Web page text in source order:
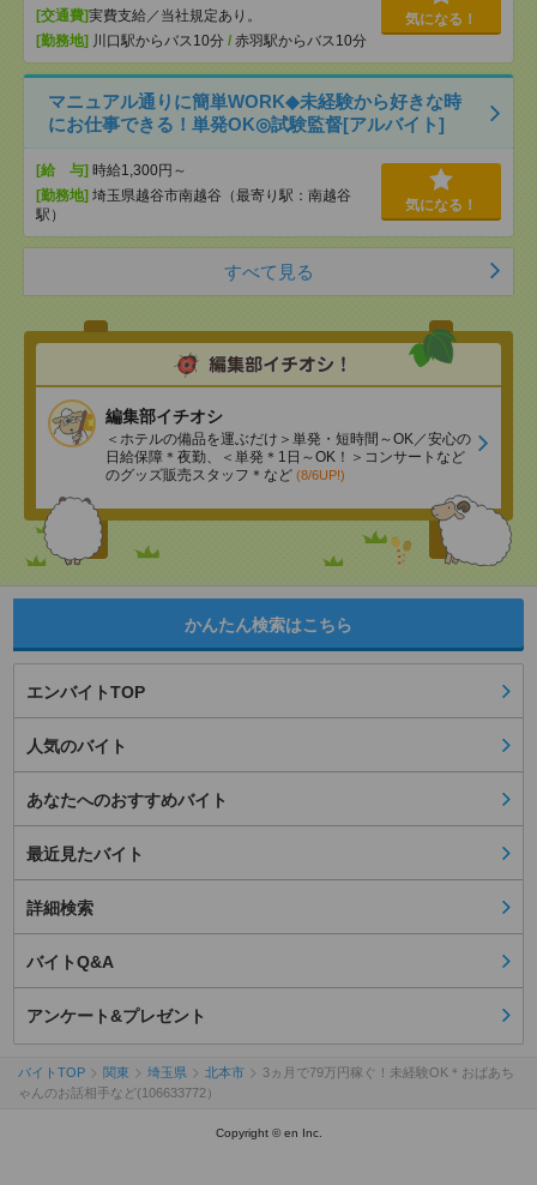
[交通費]実費支給／当社規定あり。
[勤務地] 川口駅からバス10分 / 赤羽駅からバス10分
気になる！
マニュアル通りに簡単WORK◆未経験から好きな時
にお仕事できる！単発OK◎試験監督[アルバイト]
[給 与] 時給1,300円～
[勤務地] 埼玉県越谷市南越谷（最寄り駅：南越谷
駅）
気になる！
すべて見る
編集部イチオシ
＜ホテルの備品を運ぶだけ＞単発・短時間～OK／安心の
日給保障＊夜勤、＜単発＊1日～OK！＞コンサートなど
のグッズ販売スタッフ＊など (8/6UP!)
かんたん検索はこちら
エンバイトTOP
人気のバイト
あなたへのおすすめバイト
最近見たバイト
詳細検索
バイトQ&A
アンケート&プレゼント
バイトTOP 関東 埼玉県 北本市
3ヵ月で79万円稼ぐ！未経験OK＊おばあち
ゃんのお話相手など(106633772）
Copyright © en Inc.